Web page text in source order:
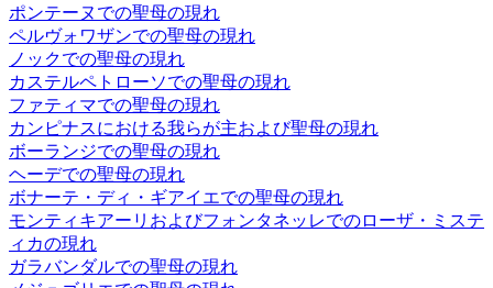
ポンテーヌでの聖母の現れ
ペルヴォワザンでの聖母の現れ
ノックでの聖母の現れ
カステルペトローソでの聖母の現れ
ファティマでの聖母の現れ
カンピナスにおける我らが主および聖母の現れ
ボーランジでの聖母の現れ
ヘーデでの聖母の現れ
ボナーテ・ディ・ギアイエでの聖母の現れ
モンティキアーリおよびフォンタネッレでのローザ・ミステ
ィカの現れ
ガラバンダルでの聖母の現れ